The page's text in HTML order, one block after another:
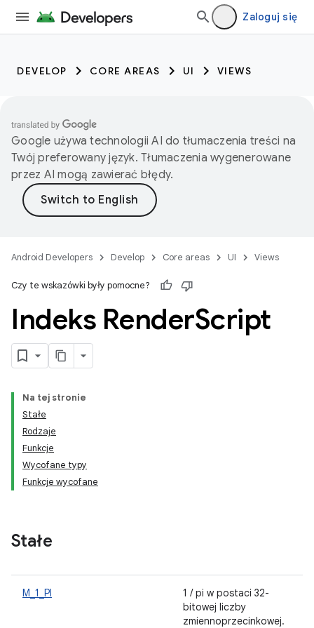
Zaloguj się
DEVELOP CORE AREAS UI VIEWS
Google używa technologii AI do tłumaczenia treści na
Twój preferowany język. Tłumaczenia wygenerowane
przez AI mogą zawierać błędy.
Android Developers Develop Core areas UI Views
Czy te wskazówki były pomocne?
Indeks RenderScript
Na tej stronie
Stałe
Rodzaje
Funkcje
Wycofane typy
Funkcje wycofane
Stałe
M_1_PI
1 / pi w postaci 32-
bitowej liczby
zmiennoprzecinkowej.